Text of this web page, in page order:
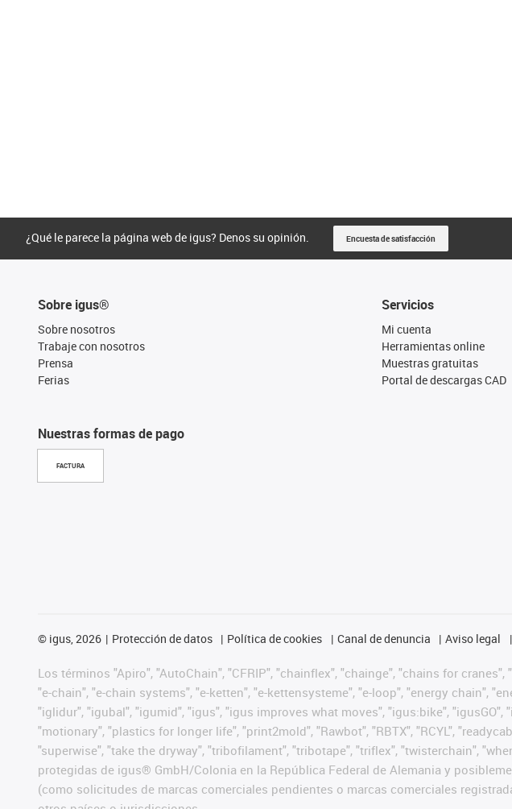
¿Qué le parece la página web de igus? Denos su opinión. Encuesta de satisfacción
Sobre igus®
Sobre nosotros
Trabaje con nosotros
Prensa
Ferias
Nuestras formas de pago
FACTURA
Servicios
Mi cuenta
Herramientas online
Muestras gratuitas
Portal de descargas CAD
© igus, 2026 Protección de datos Política de cookies Canal de denuncia Aviso legal
Los términos "Apiro", "AutoChain", "CFRIP", "chainflex", "chainge", "chains for
"e-chain", "e-chain systems", "e-ketten", "e-kettensysteme", "e-loop", "energy chain",
"iglidur", "igubal", "igumid", "igus", "igus improves what moves", "igus:bike",
"motionary", "plastics for longer life", "print2mold", "Rawbot", "RBTX", "RCYL",
"superwise", "take the dryway", "tribofilament", "tribotape", "triflex", "twisterchain",
protegidas de igus® GmbH/Colonia en la República Federal de Alemania y
(como solicitudes de marcas comerciales pendientes o marcas comerciales